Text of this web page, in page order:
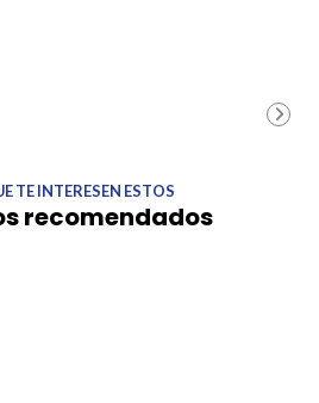
TE INTERESEN ESTOS
recomendados